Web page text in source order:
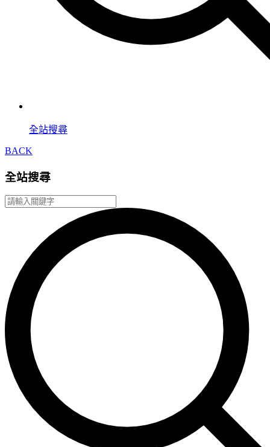
全站搜尋
BACK
全站搜尋